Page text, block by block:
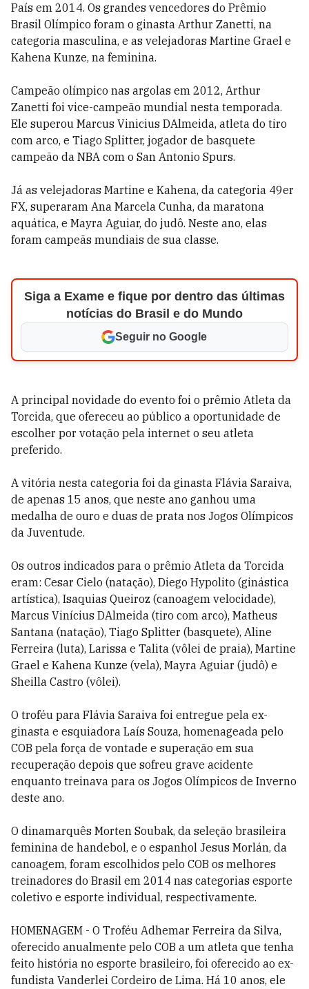
País em 2014. Os grandes vencedores do Prêmio
Brasil Olímpico foram o ginasta Arthur Zanetti, na
categoria masculina, e as velejadoras Martine Grael e
Kahena Kunze, na feminina.
Campeão olímpico nas argolas em 2012, Arthur
Zanetti foi vice-campeão mundial nesta temporada.
Ele superou Marcus Vinicius DAlmeida, atleta do tiro
com arco, e Tiago Splitter, jogador de basquete
campeão da NBA com o San Antonio Spurs.
Já as velejadoras Martine e Kahena, da categoria 49er
FX, superaram Ana Marcela Cunha, da maratona
aquática, e Mayra Aguiar, do judô. Neste ano, elas
foram campeãs mundiais de sua classe.
Siga a Exame e fique por dentro das últimas
notícias do Brasil e do Mundo
Seguir no Google
A principal novidade do evento foi o prêmio Atleta da
Torcida, que ofereceu ao público a oportunidade de
escolher por votação pela internet o seu atleta
preferido.
A vitória nesta categoria foi da ginasta Flávia Saraiva,
de apenas 15 anos, que neste ano ganhou uma
medalha de ouro e duas de prata nos Jogos Olímpicos
da Juventude.
Os outros indicados para o prêmio Atleta da Torcida
eram: Cesar Cielo (natação), Diego Hypolito (ginástica
artística), Isaquias Queiroz (canoagem velocidade),
Marcus Vinícius DAlmeida (tiro com arco), Matheus
Santana (natação), Tiago Splitter (basquete), Aline
Ferreira (luta), Larissa e Talita (vôlei de praia), Martine
Grael e Kahena Kunze (vela), Mayra Aguiar (judô) e
Sheilla Castro (vôlei).
O troféu para Flávia Saraiva foi entregue pela ex-
ginasta e esquiadora Laís Souza, homenageada pelo
COB pela força de vontade e superação em sua
recuperação depois que sofreu grave acidente
enquanto treinava para os Jogos Olímpicos de Inverno
deste ano.
O dinamarquês Morten Soubak, da seleção brasileira
feminina de handebol, e o espanhol Jesus Morlán, da
canoagem, foram escolhidos pelo COB os melhores
treinadores do Brasil em 2014 nas categorias esporte
coletivo e esporte individual, respectivamente.
HOMENAGEM - O Troféu Adhemar Ferreira da Silva,
oferecido anualmente pelo COB a um atleta que tenha
feito história no esporte brasileiro, foi oferecido ao ex-
fundista Vanderlei Cordeiro de Lima. Há 10 anos, ele